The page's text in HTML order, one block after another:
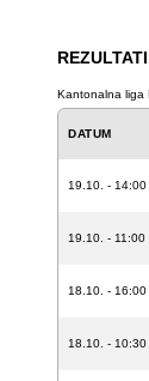
Kantonalna liga
DATUM
19.10. - 14:00
19.10. - 11:00
18.10. - 16:00
18.10. - 10:30